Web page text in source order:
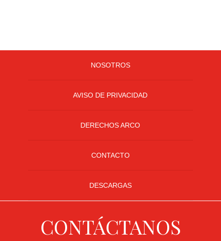
NOSOTROS
AVISO DE PRIVACIDAD
DERECHOS ARCO
CONTACTO
DESCARGAS
CONTÁCTANOS